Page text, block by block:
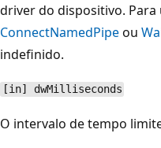
driver do dispositivo. Para
ConnectNamedPipeou
indefinido.
[in] dwMilliseconds
O intervalo de tempo